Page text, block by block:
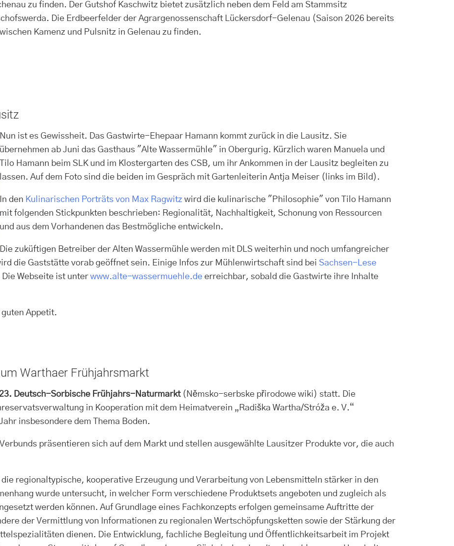
zu finden. Der Gutshof Kaschwitz bietet zusätzlich neben dem Feld am Stammsitz
Die Erdbeerfelder der Agrargenossenschaft Lückersdorf-Gelenau (Saison 2026 bereits
Kamenz und Pulsnitz in Gelenau zu finden.
Nun ist es Gewissheit. Das Gastwirte-Ehepaar Hamann kommt zurück in die Lausitz. Sie
übernehmen ab Juni das Gasthaus "Alte Wassermühle" in Obergurig. Kürzlich waren Manuela und
Tilo Hamann beim SLK und im Klostergarten des CSB, um ihr Ankommen in der Lausitz begleiten zu
lassen. Auf dem Foto sind die beiden im Gespräch mit Gartenleiterin Antja Meiser (links im Bild).
In den Kulinarischen Porträts von Max Ragwitz wird die kulinarische "Philosophie" von Tilo Hamann
mit folgenden Stickpunkten beschrieben: Regionalität, Nachhaltigkeit, Schonung von Ressourcen
und aus dem Vorhandenen das Bestmögliche entwickeln.
Die zuküftigen Betreiber der Alten Wassermühle werden mit DLS weiterhin und noch umfangreicher
die Gaststätte vorab geöffnet sein. Einige Infos zur Mühlenwirtschaft sind bei Sachsen-Lese
Webseite ist unter www.alte-wassermuehle.de erreichbar, sobald die Gastwirte ihre Inhalte
guten Appetit.
Warthaer Frühjahrsmarkt
Deutsch-Sorbische Frühjahrs-Naturmarkt(Němsko-serbske přirodowe wiki) statt. Die
in Kooperation mit dem Heimatverein „Radiška Wartha/Stróža e. V.“
insbesondere dem Thema Boden.
präsentieren sich auf dem Markt und stellen ausgewählte Lausitzer Produkte vor, die auch
regionaltypische, kooperative Erzeugung und Verarbeitung von Lebensmitteln stärker in den
wurde untersucht, in welcher Form verschiedene Produktsets angeboten und zugleich als
werden können. Auf Grundlage eines Fachkonzepts erfolgen gemeinsame Auftritte der
der Vermittlung von Informationen zu regionalen Wertschöpfungsketten sowie der Stärkung der
dienen. Die Entwicklung, fachliche Begleitung und Öffentlichkeitsarbeit im Projekt